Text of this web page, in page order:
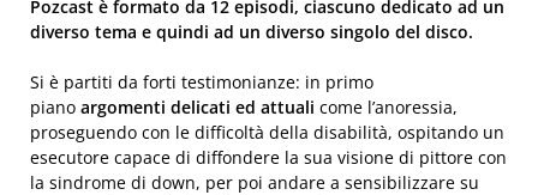
Pozcast è formato da 12 episodi, ciascuno dedicato ad un
diverso tema e quindi ad un diverso singolo del disco.
Si è partiti da forti testimonianze: in primo
piano argomenti delicati ed attuali come l’anoressia,
proseguendo con le difficoltà della disabilità, ospitando un
esecutore capace di diffondere la sua visione di pittore con
la sindrome di down, per poi andare a sensibilizzare su